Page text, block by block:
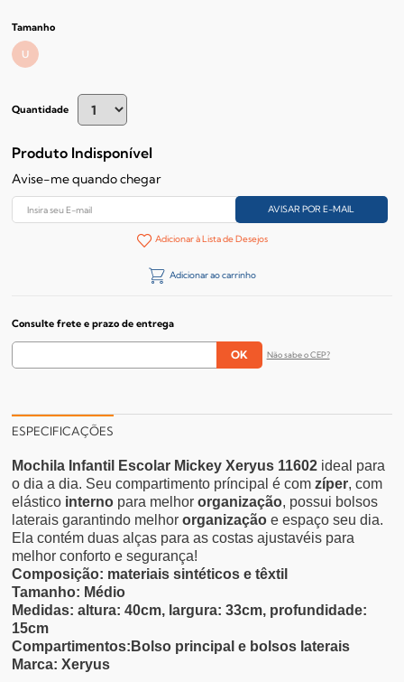
Tamanho
U
Quantidade
Produto Indisponível
Avise-me quando chegar
Adicionar à Lista de Desejos
Adicionar ao carrinho
Consulte frete e prazo de entrega
Não sabe o CEP?
ESPECIFICAÇÕES
Mochila Infantil Escolar Mickey Xeryus 11602 ideal para
o dia a dia. Seu compartimento príncipal é comzíper, com
elástico interno para melhororganização, possui bolsos
laterais garantindo melhororganização e espaço seu dia.
Ela contém duas alças para as costas ajustavéis para
melhor conforto e segurança!
Composição: materiais sintéticos e têxtil
Tamanho: Médio
Medidas: altura: 40cm, largura: 33cm, profundidade:
15cm
Compartimentos:Bolso principal e bolsos laterais
Marca: Xeryus